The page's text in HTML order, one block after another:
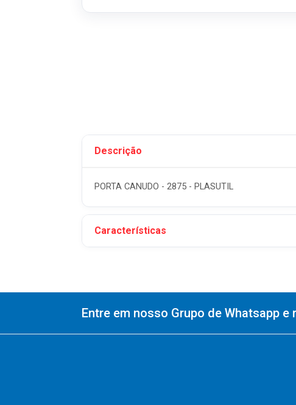
Descrição
PORTA CANUDO - 2875 - PLASUTIL
Características
Entre em nosso Grupo de Whatsapp